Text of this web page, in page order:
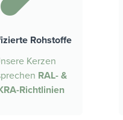
Rohstoffe
Kerzen
RAL- &
Richtlinien